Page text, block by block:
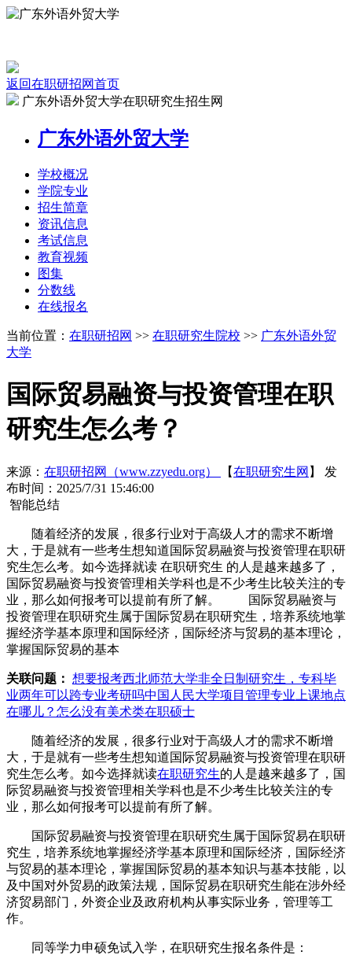
返回在职研招网首页
广东外语外贸大学在职研究生招生网
广东外语外贸大学
学校概况
学院专业
招生简章
资讯信息
考试信息
教育视频
图集
分数线
在线报名
当前位置： 在职研招网 >> 在职研究生院校 >> 广东外语外贸
大学
国际贸易融资与投资管理在职
研究生怎么考？
来源： 在职研招网（www.zzyedu.org） 【在职研究生网 】
发
布时间：2025/7/31 15:46:00
智能总结
随着经济的发展，很多行业对于高级人才的需求不断增
大，于是就有一些考生想知道国际贸易融资与投资管理在职研
究生怎么考。如今选择就读 在职研究生 的人是越来越多了，
国际贸易融资与投资管理相关学科也是不少考生比较关注的专
业，那么如何报考可以提前有所了解。 国际贸易融资与
投资管理在职研究生属于国际贸易在职研究生，培养系统地掌
握经济学基本原理和国际经济，国际经济与贸易的基本理论，
掌握国际贸易的基本
关联问题： 想要报考西北师范大学非全日制研究生，专科毕
业两年可以跨专业考研吗中国人民大学项目管理专业上课地点
在哪儿？ 怎么没有美术类在职硕士
随着经济的发展，很多行业对于高级人才的需求不断增
大，于是就有一些考生想知道国际贸易融资与投资管理在职研
究生怎么考。如今选择就读在职研究生的人是越来越多了，国
际贸易融资与投资管理相关学科也是不少考生比较关注的专
业，那么如何报考可以提前有所了解。
国际贸易融资与投资管理在职研究生属于国际贸易在职研
究生，培养系统地掌握经济学基本原理和国际经济，国际经济
与贸易的基本理论，掌握国际贸易的基本知识与基本技能，以
及中国对外贸易的政策法规，国际贸易在职研究生能在涉外经
济贸易部门，外资企业及政府机构从事实际业务，管理等工
作。
同等学力申硕免试入学，在职研究生报名条件是：